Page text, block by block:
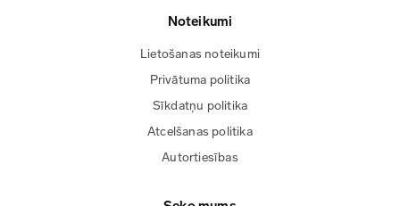
Noteikumi
Lietošanas noteikumi
Privātuma politika
Sīkdatņu politika
Atcelšanas politika
Autortiesības